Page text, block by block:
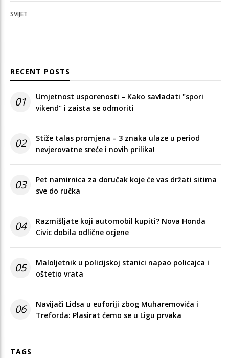
SVIJET
RECENT POSTS
01
Umjetnost usporenosti – Kako savladati "spori
vikend" i zaista se odmoriti
02
Stiže talas promjena – 3 znaka ulaze u period
nevjerovatne sreće i novih prilika!
03
Pet namirnica za doručak koje će vas držati sitima
sve do ručka
04
Razmišljate koji automobil kupiti? Nova Honda
Civic dobila odlične ocjene
05
Maloljetnik u policijskoj stanici napao policajca i
oštetio vrata
06
Navijači Lidsa u euforiji zbog Muharemovića i
Treforda: Plasirat ćemo se u Ligu prvaka
TAGS